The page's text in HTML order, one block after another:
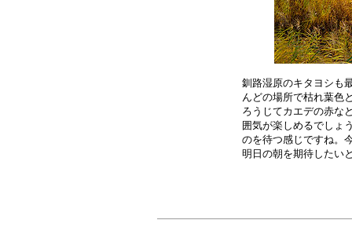
釧路湿原のキタヨシも
んどの場所で枯れ葉色
ろうじてカエデの赤な
囲気が楽しめるでしょ
のを待つ感じですね。